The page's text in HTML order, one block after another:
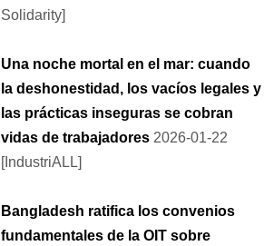
Solidarity]
Una noche mortal en el mar: cuando
la deshonestidad, los vacíos legales y
las prácticas inseguras se cobran
vidas de trabajadores 2026-01-22
[IndustriALL]
Bangladesh ratifica los convenios
fundamentales de la OIT sobre